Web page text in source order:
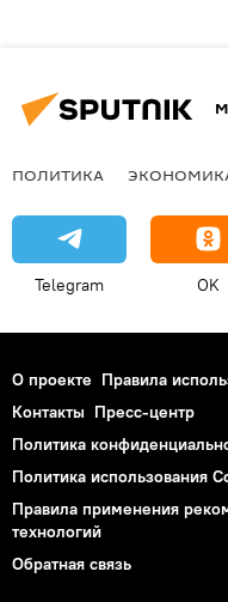
ПОЛИТИКА
Telegram OK
О проекте Правила
Контакты Пресс-центр
Политика
Политика использования
Правила применения
технологий
Обратная связь